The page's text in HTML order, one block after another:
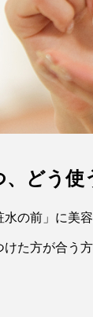
どう使
水の前」に美
けた方が合う
キンケアトレンド
肌にもおすす